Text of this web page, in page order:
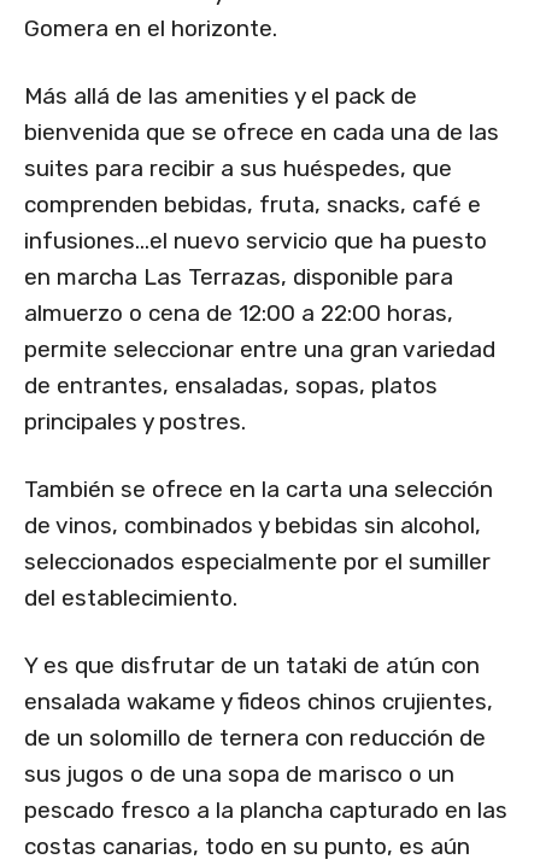
Gomera en el horizonte.
Más allá de las amenities y el pack de
bienvenida que se ofrece en cada una de las
suites para recibir a sus huéspedes, que
comprenden bebidas, fruta, snacks, café e
infusiones…el nuevo servicio que ha puesto
en marcha Las Terrazas, disponible para
almuerzo o cena de 12:00 a 22:00 horas,
permite seleccionar entre una gran variedad
de entrantes, ensaladas, sopas, platos
principales y postres.
También se ofrece en la carta una selección
de vinos, combinados y bebidas sin alcohol,
seleccionados especialmente por el sumiller
del establecimiento.
Y es que disfrutar de un tataki de atún con
ensalada wakame y fideos chinos crujientes,
de un solomillo de ternera con reducción de
sus jugos o de una sopa de marisco o un
pescado fresco a la plancha capturado en las
costas canarias, todo en su punto, es aún